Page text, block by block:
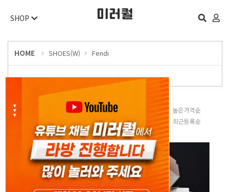
SHOP
HOME SHOES(W) Fendi
낮은가격순
높은가격순
후기많은순 최근등록순